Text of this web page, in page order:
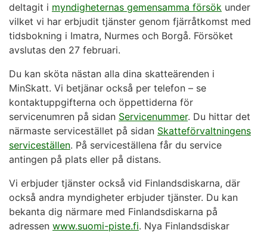
deltagit i myndigheternas gemensamma försök under
vilket vi har erbjudit tjänster genom fjärråtkomst med
tidsbokning i Imatra, Nurmes och Borgå. Försöket
avslutas den 27 februari.
Du kan sköta nästan alla dina skatteärenden i
MinSkatt. Vi betjänar också per telefon – se
kontaktuppgifterna och öppettiderna för
servicenumren på sidan Servicenummer. Du hittar det
närmaste servicestället på sidan Skatteförvaltningens
serviceställen. På serviceställena får du service
antingen på plats eller på distans.
Vi erbjuder tjänster också vid Finlandsdiskarna, där
också andra myndigheter erbjuder tjänster. Du kan
bekanta dig närmare med Finlandsdiskarna på
adressen www.suomi-piste.fi. Nya Finlandsdiskar